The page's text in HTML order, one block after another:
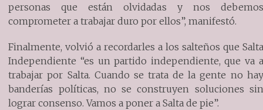
personas que están olvidadas y nos debemos
comprometer a trabajar duro por ellos”, manifestó.
Finalmente, volvió a recordarles a los salteños que Salta
Independiente “es un partido independiente, que va a
trabajar por Salta. Cuando se trata de la gente no hay
banderías políticas, no se construyen soluciones sin
lograr consenso. Vamos a poner a Salta de pie”.